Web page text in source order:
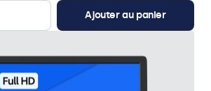
Ajouter au panier